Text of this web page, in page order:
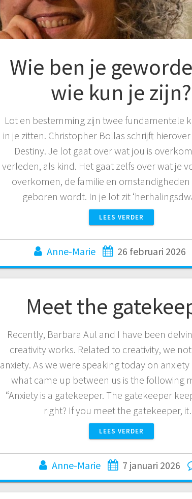
Wie ben je
wie kun je zijn?
Lot en bestemming zijn twee fundamentele
in je zitten. Christopher Bollas schrijft
Destiny. Je lot gaat over wat jou is
verleden, als kind. Het gaat zelfs over wat je
overkomen, de familie en omstandigheden
geboren wordt. In je lot zit
LEES VERDER
Anne-Marie 26 februari 2026
Meet the
Recently, Barbara Aul and I have been
creativity works. Related to creativity, we
anxiety. As we were speaking today on
what came up between us is the following
“Anxiety is a gatekeeper. The gatekeeper
right? If you meet the gatekeeper,
LEES VERDER
Anne-Marie 7 januari 2026